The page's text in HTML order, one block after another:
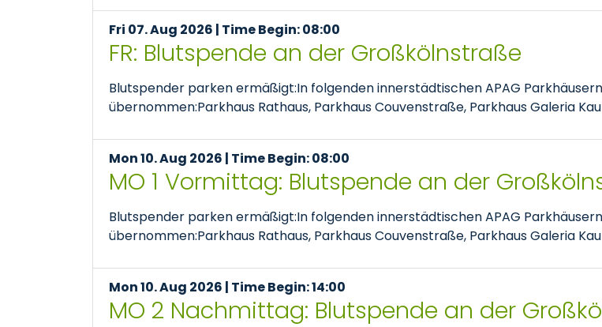
Fri 07. Aug 2026 | Time Begin: 08:00
FR: Blutspende an der Großkölnstraße
Blutspender parken ermäßigt:In folgenden innerstädtischen APAG
übernommen:Parkhaus Rathaus, Parkhaus Couvenstraße, Parkhaus Galeria
Mon 10. Aug 2026 | Time Begin: 08:00
MO 1 Vormittag: Blutspende an der
Blutspender parken ermäßigt:In folgenden innerstädtischen APAG
übernommen:Parkhaus Rathaus, Parkhaus Couvenstraße, Parkhaus Galeria
Mon 10. Aug 2026 | Time Begin: 14:00
MO 2 Nachmittag: Blutspende an der